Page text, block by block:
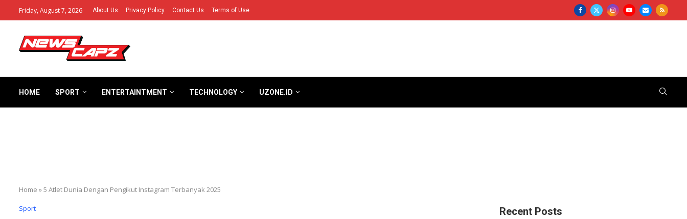
Friday, August 7, 2026 About Us Privacy Policy Contact Us Terms of Use
HOME SPORT ENTERTAINTMENT TECHNOLOGY UZONE.ID
Home »5 Atlet Dunia Dengan Pengikut Instagram Terbanyak 2025
Sport Recent Posts